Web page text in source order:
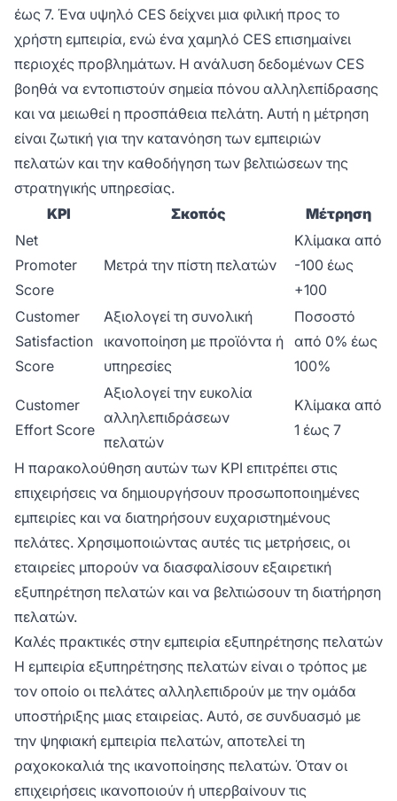
έως 7. Ένα υψηλό CES δείχνει μια φιλική προς το
χρήστη εμπειρία, ενώ ένα χαμηλό CES επισημαίνει
περιοχές προβλημάτων. Η ανάλυση δεδομένων CES
βοηθά να εντοπιστούν σημεία πόνου αλληλεπίδρασης
και να μειωθεί η προσπάθεια πελάτη. Αυτή η μέτρηση
είναι ζωτική για την κατανόηση των εμπειριών
πελατών και την καθοδήγηση των βελτιώσεων της
στρατηγικής υπηρεσίας.
KPI
Σκοπός
Μέτρηση
Net
Promoter
Score
Μετρά την πίστη πελατών
Κλίμακα από
-100 έως
+100
Customer
Satisfaction
Score
Αξιολογεί τη συνολική
ικανοποίηση με προϊόντα ή
υπηρεσίες
Ποσοστό
από 0% έως
100%
Customer
Effort Score
Αξιολογεί την ευκολία
αλληλεπιδράσεων
πελατών
Κλίμακα από
1 έως 7
Η παρακολούθηση αυτών των KPI επιτρέπει στις
επιχειρήσεις να δημιουργήσουν προσωποποιημένες
εμπειρίες και να διατηρήσουν ευχαριστημένους
πελάτες. Χρησιμοποιώντας αυτές τις μετρήσεις, οι
εταιρείες μπορούν να διασφαλίσουν εξαιρετική
εξυπηρέτηση πελατών και να βελτιώσουν τη διατήρηση
πελατών.
Καλές πρακτικές στην εμπειρία εξυπηρέτησης πελατών
Η εμπειρία εξυπηρέτησης πελατών είναι ο τρόπος με
τον οποίο οι πελάτες αλληλεπιδρούν με την ομάδα
υποστήριξης μιας εταιρείας. Αυτό, σε συνδυασμό με
την ψηφιακή εμπειρία πελατών, αποτελεί τη
ραχοκοκαλιά της ικανοποίησης πελατών. Όταν οι
επιχειρήσεις ικανοποιούν ή υπερβαίνουν τις